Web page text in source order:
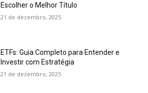
Escolher o Melhor Título
21 de dezembro, 2025
ETFs: Guia Completo para Entender e
Investir com Estratégia
21 de dezembro, 2025